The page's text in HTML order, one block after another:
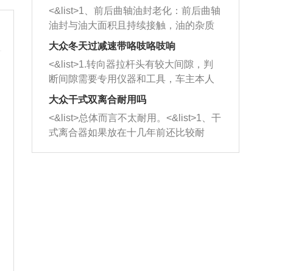
西取出来。但如果是因为积碳过多引起
的堵塞，就需要将三元催化器泡在草酸
洗剂对堵塞的情况得到解决，将清洗剂
放在燃油箱中，与燃油混合后，车辆启
动时，就可以和汽油一起进入到燃烧
室，最后形成废气排出，就可以让三元
催化器得到清洗，排气管堵塞的情况就
能够得到解决。
一圈半的练习，往右同样也要打相同的
圈数。 <&list>3、最后强调要反复练
习，这样就可以形成肌肉记忆，在真实
驾驶车辆时，不需要记忆也能打好方
向。
<&list>1、前后曲轴油封老化：前后曲轴
油封与油大面积且持续接触，油的杂质
和发动机内持续温度变化使其密封效果
逐渐减弱，导致渗油或漏油。<&list>2、
活塞间隙过大：积碳会使活塞环与缸体
的间隙扩大，导致机油流入燃烧室中，
造成烧机油。<&list>3、机油粘度。使用
机油粘度过小的话，同样会有烧机油现
象，机油粘度过小具有很好的流动性，
大众冬天过减速带咯吱咯吱响
<&list>1.转向器拉杆头有较大间隙，判
断间隙需要专用仪器和工具，车主本人
无法制作，需要将车辆送到修理厂或4s
店；<&list>2.车辆半轴套管防尘罩破
裂，破裂后会出现漏油现象，使半轴磨
损严重，磨损的半轴容易损坏，产生异
响；<&list>3.稳定器的转向胶套和球头
大众干式双离合耐用吗
<&list>总体而言不太耐用。<&list>1、干
式离合器如果放在十几年前还比较耐